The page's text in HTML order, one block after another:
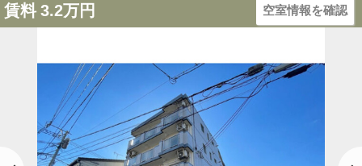
賃料 3.2万円 空室情報を確認